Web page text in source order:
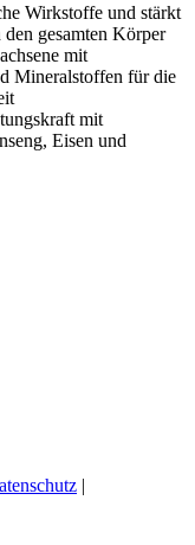
Wirkstoffe und stärkt
gesamten Körper
mit
Mineralstoffen für die
mit
Eisen und
|